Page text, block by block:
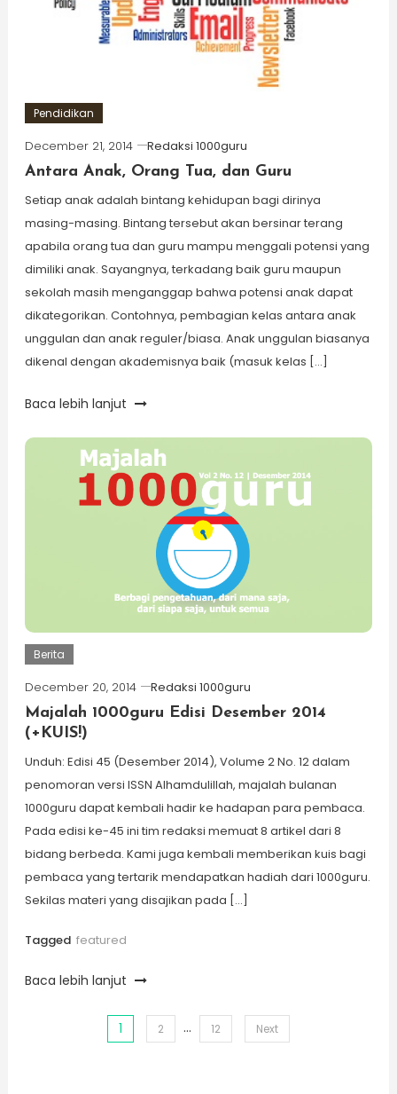
Pendidikan
December 21, 2014
Redaksi 1000guru
Antara Anak, Orang Tua, dan Guru
Setiap anak adalah bintang kehidupan bagi dirinya
masing-masing. Bintang tersebut akan bersinar terang
apabila orang tua dan guru mampu menggali potensi yang
dimiliki anak. Sayangnya, terkadang baik guru maupun
sekolah masih menganggap bahwa potensi anak dapat
dikategorikan. Contohnya, pembagian kelas antara anak
unggulan dan anak reguler/biasa. Anak unggulan biasanya
dikenal dengan akademisnya baik (masuk kelas […]
Baca lebih lanjut
Berita
December 20, 2014
Redaksi 1000guru
Majalah 1000guru Edisi Desember 2014
(+KUIS!)
Unduh: Edisi 45 (Desember 2014), Volume 2 No. 12 dalam
penomoran versi ISSN Alhamdulillah, majalah bulanan
1000guru dapat kembali hadir ke hadapan para pembaca.
Pada edisi ke-45 ini tim redaksi memuat 8 artikel dari 8
bidang berbeda. Kami juga kembali memberikan kuis bagi
pembaca yang tertarik mendapatkan hadiah dari 1000guru.
Sekilas materi yang disajikan pada […]
Tagged featured
Baca lebih lanjut
1 2 … 12 Next